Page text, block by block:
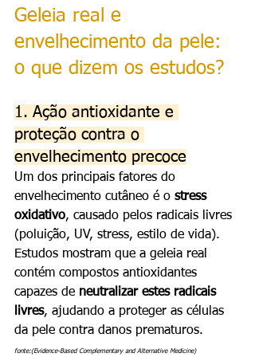
Geleia real e
envelhecimento da pele:
o que dizem os estudos?
1. Ação antioxidante e
proteção contra o
envelhecimento precoce
Um dos principais fatores do
envelhecimento cutâneo é o stress
oxidativo, causado pelos radicais livres
(poluição, UV, stress, estilo de vida).
Estudos mostram que a geleia real
contém compostos antioxidantes
capazes de neutralizar estes radicais
livres, ajudando a proteger as células
da pele contra danos prematuros.
fonte:(Evidence-Based Complementary and Alternative Medicine)